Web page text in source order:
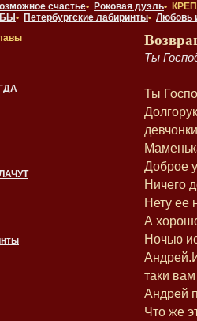
счастье• Роковая дуэль•
• Петербургские лабиринты• Любовь
Ты
Ты
Доброе
Ничего
Нету ее
А
Ночью
таки
Андрей
Что же